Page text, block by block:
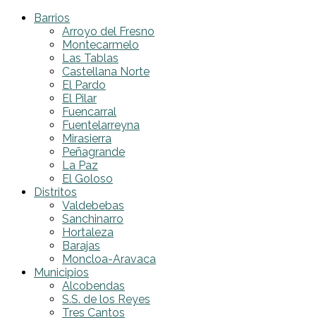
Barrios
Arroyo del Fresno
Montecarmelo
Las Tablas
Castellana Norte
El Pardo
El Pilar
Fuencarral
Fuentelarreyna
Mirasierra
Peñagrande
La Paz
El Goloso
Distritos
Valdebebas
Sanchinarro
Hortaleza
Barajas
Moncloa-Aravaca
Municipios
Alcobendas
S.S. de los Reyes
Tres Cantos